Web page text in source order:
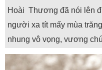
Hoài Thương đã nói lên
người xa tít mấy mùa
nhung vô vọng, vương